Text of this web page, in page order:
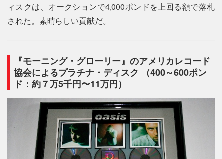
ィスクは、オークションで4,000ポンドを上回る額で落札
された。素晴らしい貢献だ。
『モーニング・グローリー』のアメリカレコード
協会によるプラチナ・ディスク （400～600ポン
ド：約７万5千円〜11万円）